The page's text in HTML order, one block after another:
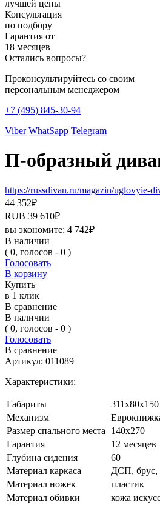
лучшей цены
Консультация
по подбору
Гарантия от
18 месяцев
Остались вопросы?
Проконсультируйтесь со своим
персональным менеджером
+7 (495) 845-30-94
Viber WhatSapp Telegram
П-образный
https://russdivan.ru/magazin/uglovyie-
44 352₽
RUB 39 610₽
вы экономите: 4 742₽
В наличии
( 0, голосов - 0 )
Голосовать
В корзину
Купить
в 1 клик
В сравнение
В наличии
( 0, голосов - 0 )
Голосовать
В сравнение
Артикул: 011089
Характеристики:
Габариты
311х80х150
Механизм
Размер спального места
140х270
Гарантия
12 месяцев
Глубина сидения
60
Материал каркаса
ДСП, брус,
Материал ножек
пластик
Материал обивки
кожа